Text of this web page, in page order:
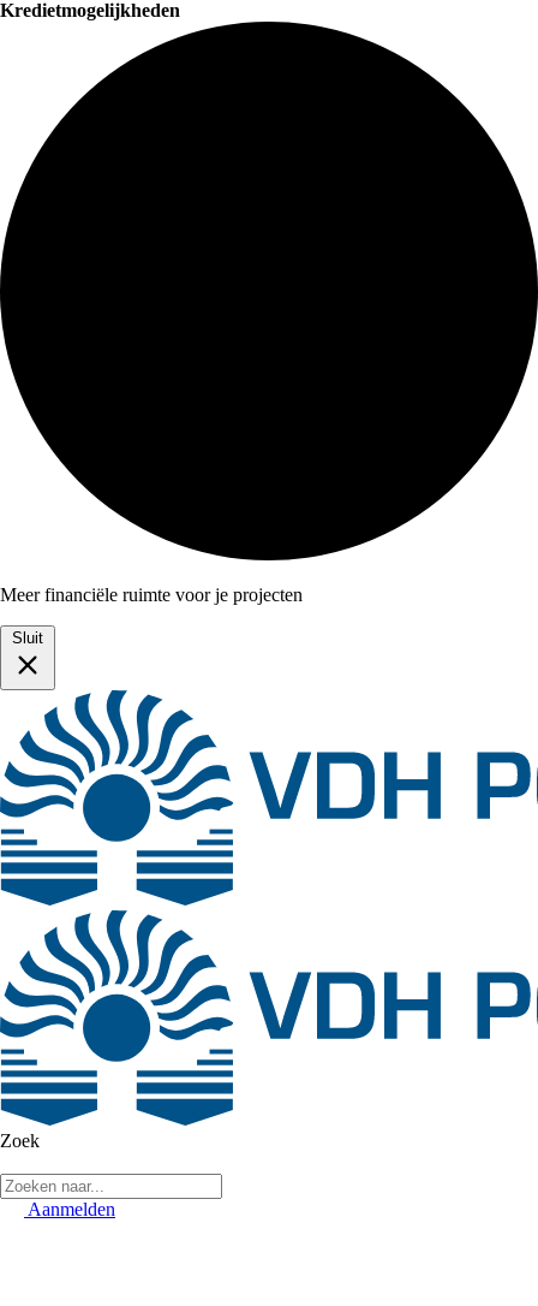
Kredietmogelijkheden
Meer financiële ruimte voor je projecten
Sluit
Zoek
Aanmelden